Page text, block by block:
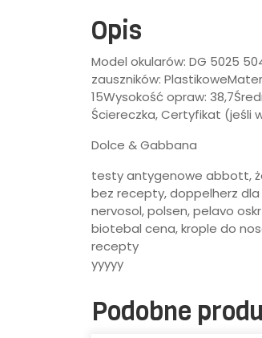
Opis
Model okularów: DG 5025
zauszników:
15Wysokość opraw:
Ściereczka, Certyfikat (jeśli
Dolce & Gabbana
testy antygenowe abbott,
bez recepty, doppelherz
nervosol, polsen, pelavo
biotebal cena, krople do
recepty
yyyyy
Podobne